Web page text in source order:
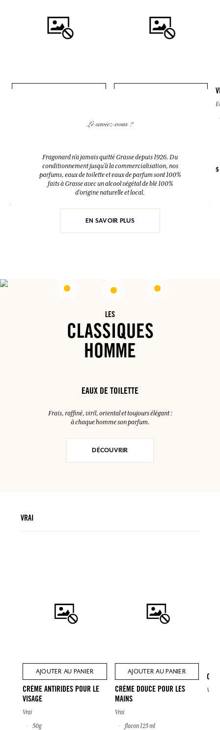
+ 2
Eau de parfum
$ 74.00
Le saviez-vous ?
Fragonard n’a jamais quitté Grasse depuis 1926. Du
conditionnement jusqu’à la commercialisation, nos
parfums, eaux de toilette et eaux de parfum sont 100%
faits à Grasse avec un alcool végétal de blé 100%
d’origine naturelle et local.
EN SAVOIR PLUS
LES
CLASSIQUES
HOMME
EAUX DE TOILETTE
Frais, raffiné, viril, oriental et toujours élégant :
à chaque homme son parfum.
DÉCOUVRIR
VRAI
AJOUTER AU PANIER
CRÈME ANTIRIDES POUR LE
VISAGE
Vrai
50g
AJOUTER AU PANIER
CRÈME DOUCE POUR LES
MAINS
Vrai
flacon 125 ml
Vrai